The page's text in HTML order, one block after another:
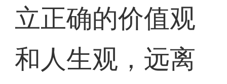
立正确的价值观
和人生观，远离